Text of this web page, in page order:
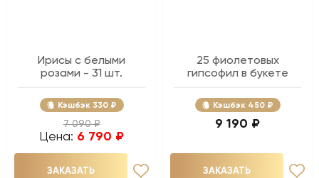
Ирисы с белыми
розами - 31 шт.
Кэшбэк 330 ₽
7 090 ₽
Цена: 6 790 ₽
ЗАКАЗАТЬ
25 фиолетовых
гипсофил в букете
Кэшбэк 450 ₽
9 190 ₽
ЗАКАЗАТЬ